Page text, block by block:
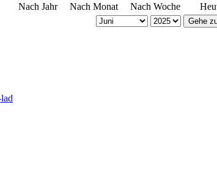
Nach Jahr Nach Monat Nach Woche
Gehe